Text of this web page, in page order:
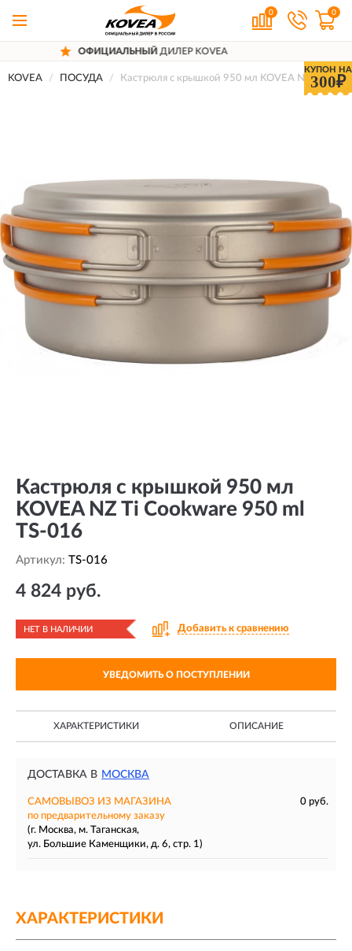
0 0
ДИЛЕР KOVEA
КУПОН НА
300₽
KOVEA ПОСУДА Кастрюля с крышкой 950 мл KOVEA NZ Ti
Кастрюля с крышкой 950 мл
KOVEA NZ Ti Cookware 950 ml
TS-016
Артикул: TS-016
4 824 руб.
НЕТ В НАЛИЧИИ Добавить к сравнению
УВЕДОМИТЬ О ПОСТУПЛЕНИИ
ХАРАКТЕРИСТИКИ ОПИСАНИЕ
ДОСТАВКА В МОСКВА
САМОВЫВОЗ ИЗ МАГАЗИНА
0 руб.
по предварительному заказу
(г. Москва, м. Таганская,
ул. Большие Каменщики, д. 6, стр. 1)
ХАРАКТЕРИСТИКИ